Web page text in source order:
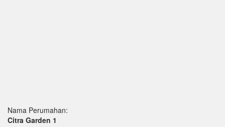
Nama Perumahan:
Citra Garden 1